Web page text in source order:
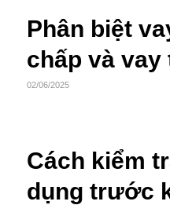
Phân biệt
chấp và vay
02/06/2025
Cách kiểm
dụng trước